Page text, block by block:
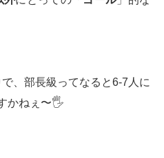
、部長級ってなると6-7人に
かねぇ〜🖐️